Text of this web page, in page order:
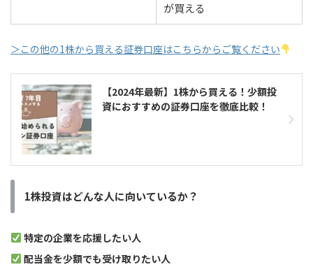
が買える
＞この他の1株から買える証券口座はこちらからご覧ください
【2024年最新】1株から買える！少額投
資におすすめの証券口座を徹底比較！
1株投資はどんな人に向いているか？
特定の企業を応援したい人
配当金を少額でも受け取りたい人